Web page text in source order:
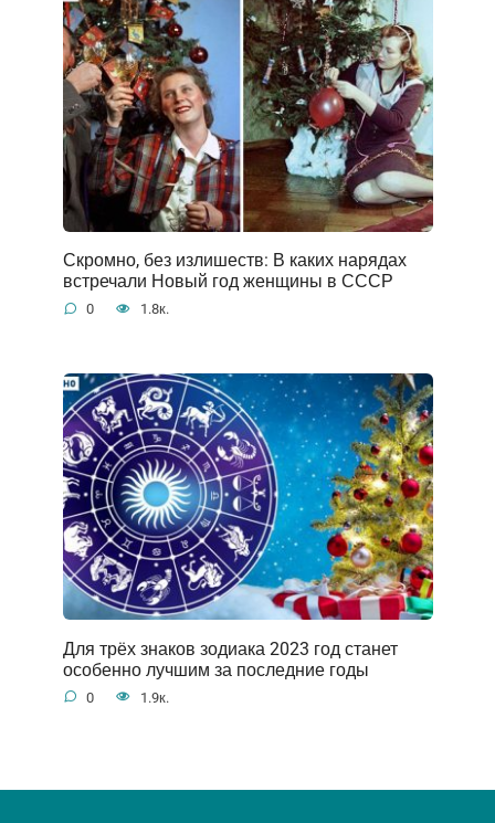
Скромно, без излишеств: В каких нарядах
встречали Новый год женщины в СССР
0 1.8к.
Для трёх знаков зодиака 2023 год станет
особенно лучшим за последние годы
0 1.9к.